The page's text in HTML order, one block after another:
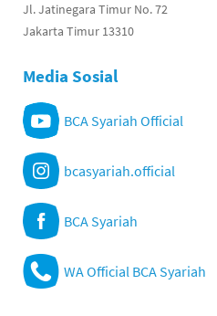
Jl. Jatinegara Timur No. 72
Jakarta Timur 13310
Media Sosial
BCA Syariah Official
bcasyariah.official
BCA Syariah
WA Official BCA Syariah